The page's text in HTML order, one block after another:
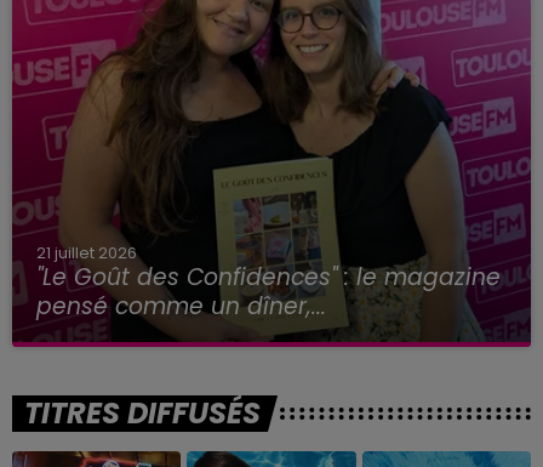
21 juillet 2026
"Le Goût des Confidences" : le magazine
pensé comme un dîner,...
TITRES DIFFUSÉS